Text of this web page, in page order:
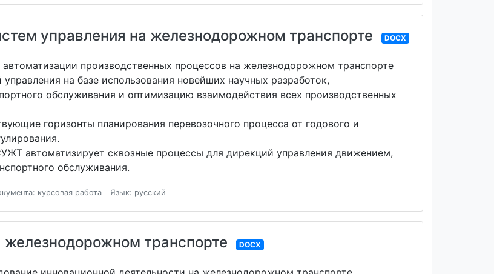
управления на железнодорожном транспорте DOCX
производственных процессов на железнодорожном транспорте
на базе использования новейших научных разработок,
обслуживания и оптимизацию взаимодействия всех производственных
горизонты планирования перевозочного процесса от годового и
автоматизирует сквозные процессы для дирекций управления движением,
обслуживания.
курсовая работа Язык: русский
железнодорожном транспорте DOCX